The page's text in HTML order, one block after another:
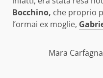
Bocchino, che proprio
l’ormai ex moglie,
Mara